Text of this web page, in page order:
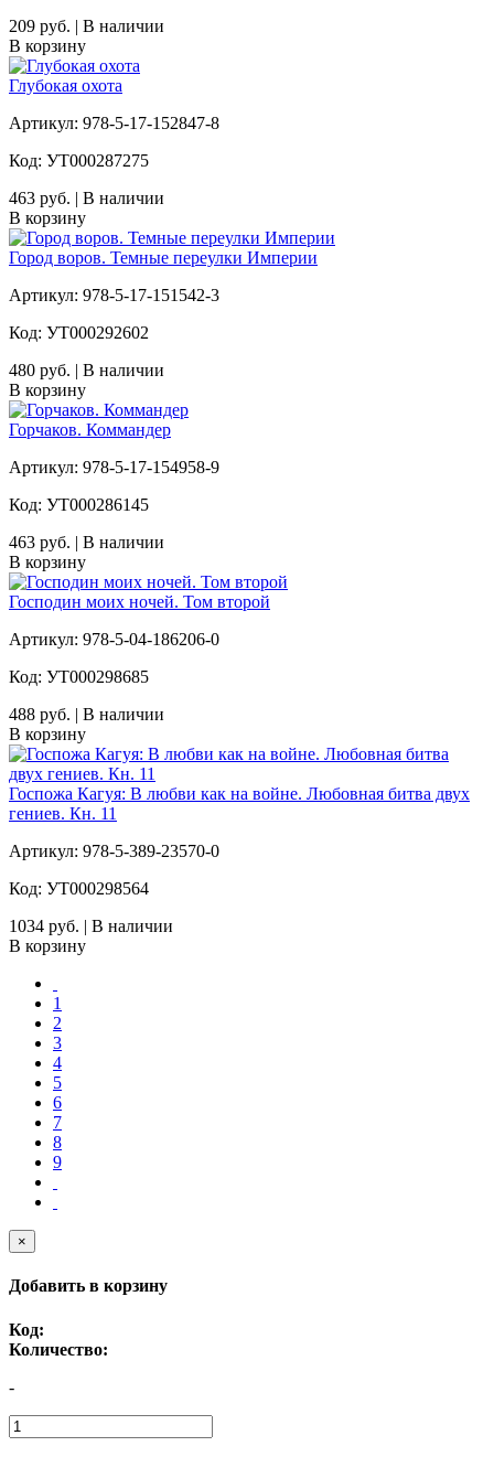
209 руб. | В наличии
В корзину
Глубокая охота
Артикул: 978-5-17-152847-8
Код: УТ000287275
463 руб. | В наличии
В корзину
Город воров. Темные переулки Империи
Артикул: 978-5-17-151542-3
Код: УТ000292602
480 руб. | В наличии
В корзину
Горчаков. Коммандер
Артикул: 978-5-17-154958-9
Код: УТ000286145
463 руб. | В наличии
В корзину
Господин моих ночей. Том второй
Артикул: 978-5-04-186206-0
Код: УТ000298685
488 руб. | В наличии
В корзину
Госпожа Кагуя: В любви как на войне. Любовная битва двух
гениев. Кн. 11
Артикул: 978-5-389-23570-0
Код: УТ000298564
1034 руб. | В наличии
В корзину
1
2
3
4
5
6
7
8
9
×
Добавить в корзину
Код:
Количество:
-